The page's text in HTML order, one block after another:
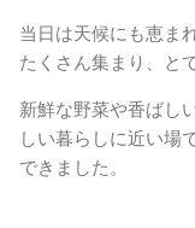
当日は天候にも恵ま
たくさん集まり、と
新鮮な野菜や香ばし
しい暮らしに近い場
できました。